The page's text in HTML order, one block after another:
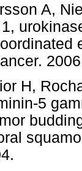
A,
H,
5